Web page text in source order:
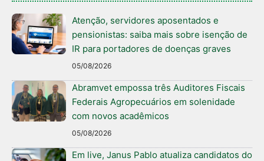
Atenção, servidores aposentados e
pensionistas: saiba mais sobre isenção de
IR para portadores de doenças graves
05/08/2026
Abramvet empossa três Auditores Fiscais
Federais Agropecuários em solenidade
com novos acadêmicos
05/08/2026
Em live, Janus Pablo atualiza candidatos do